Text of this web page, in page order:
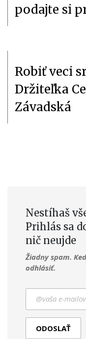
podajte si
Robiť veci
Držiteľka
Závadská
Nestíhaš
Prihlás sa
nič neujde
Žiadny spam.
odhlásiť.